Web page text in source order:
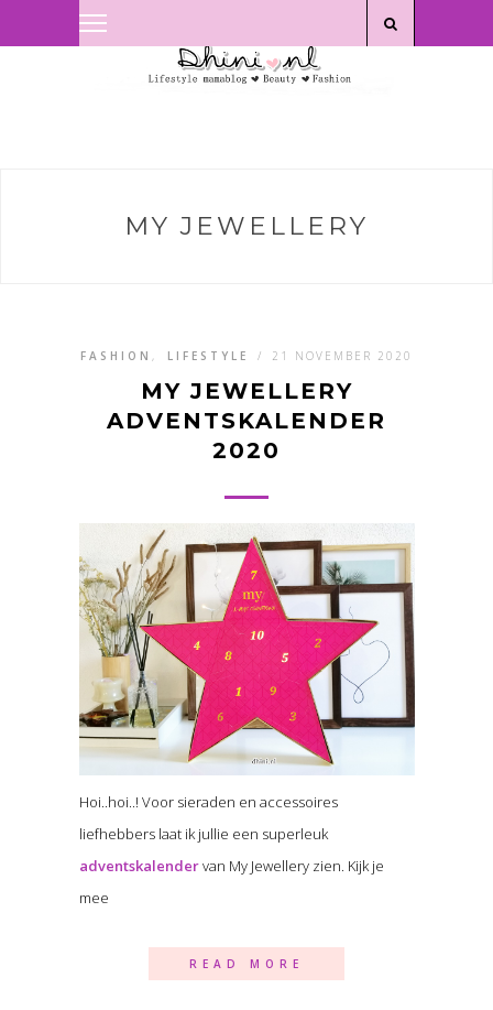
MY JEWELLERY
FASHION , LIFESTYLE / 21 NOVEMBER 2020
MY JEWELLERY
ADVENTSKALENDER
2020
Hoi..hoi..! Voor sieraden en accessoires
liefhebbers laat ik jullie een superleuk
adventskalendervan My Jewellery zien. Kijk je
mee
READ MORE